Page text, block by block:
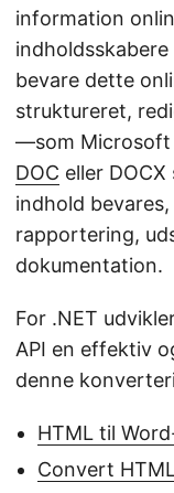
information
bevare dette
struktureret,
—som Microsoft
DOC eller
indhold
rapportering,
dokumentation.
For .NET
API en effektiv
denne
HTML til
Convert